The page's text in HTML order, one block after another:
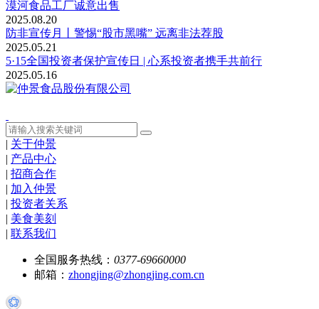
漠河食品工厂诚意出售
2025.08.20
防非宣传月丨警惕“股市黑嘴” 远离非法荐股
2025.05.21
5·15全国投资者保护宣传日 | 心系投资者携手共前行
2025.05.16
| 关于仲景
| 产品中心
| 招商合作
| 加入仲景
| 投资者关系
| 美食美刻
| 联系我们
全国服务热线： 0377-69660000
邮箱： zhongjing@zhongjing.com.cn